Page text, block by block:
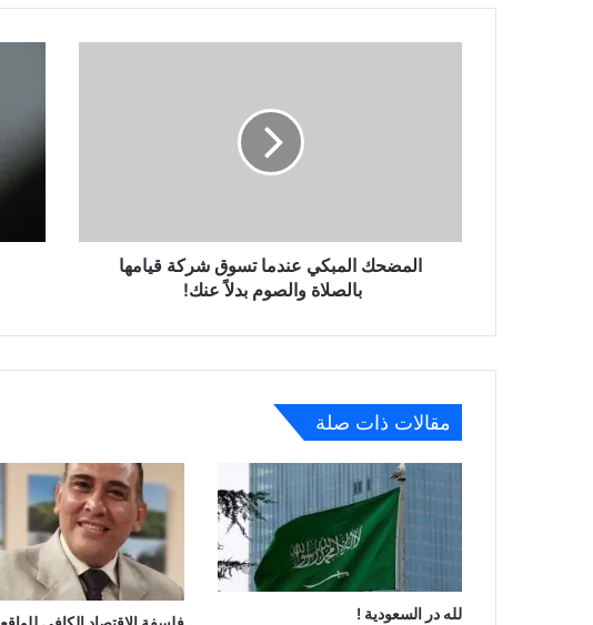
المضحك المبكي عندما تسوق شركة قيامها
بالصلاة والصوم بدلاً عنك!
مقالات ذات صلة
لله در السعودية !